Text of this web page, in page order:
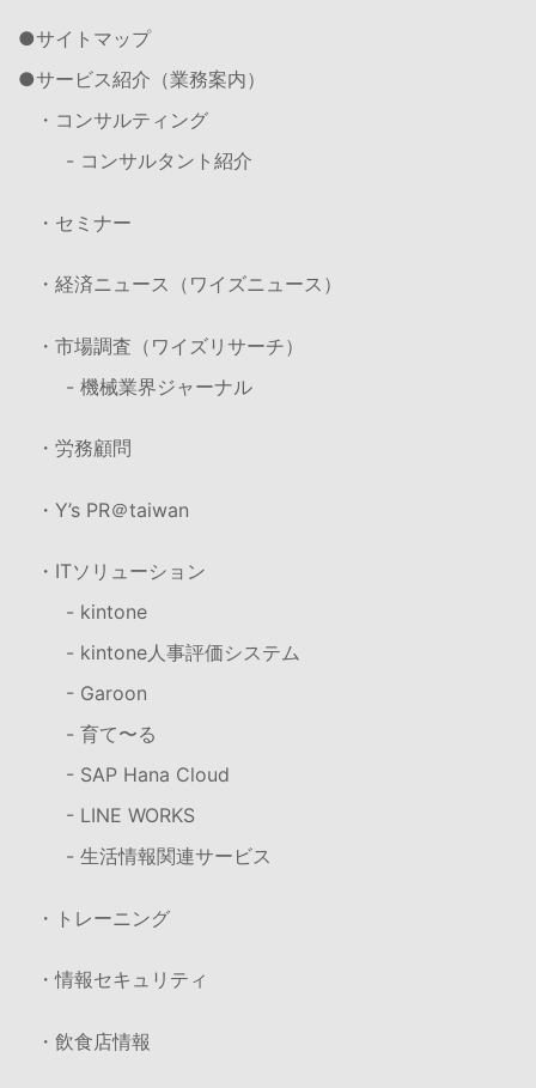
サイトマップ
サービス紹介（業務案内）
・コンサルティング
- コンサルタント紹介
・セミナー
・経済ニュース（ワイズニュース）
・市場調査（ワイズリサーチ）
- 機械業界ジャーナル
・労務顧問
・Y’s PR＠taiwan
・ITソリューション
- kintone
- kintone人事評価システム
- Garoon
- 育て〜る
- SAP Hana Cloud
- LINE WORKS
- 生活情報関連サービス
・トレーニング
・情報セキュリティ
・飲食店情報